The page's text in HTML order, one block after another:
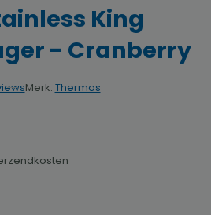
King
- Cranberry
Merk: Thermos